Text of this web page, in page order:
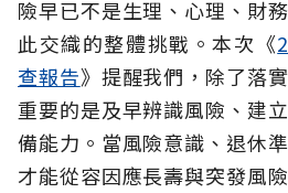
險早已不是生理、心理、財
此交織的整體挑戰。本次《
查報告》提醒我們，除了落
重要的是及早辨識風險、建
備能力。當風險意識、退休
才能從容因應長壽與突發風